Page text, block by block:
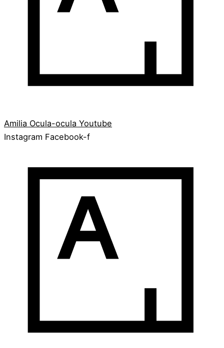
Amilia Ocula-ocula Youtube
Instagram Facebook-f